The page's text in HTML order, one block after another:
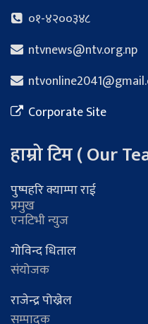
०१-४२००३४८
ntvnews@ntv.org.np
Corporate Site
हाम्रो टिम ( Our
पुष्पहरि क्याम्पा राई
प्रमुख
एनटिभी न्युज
गोविन्द धिताल
संयोजक
राजेन्द्र पोख्रेल